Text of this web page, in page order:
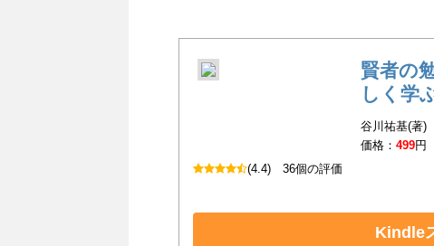
賢者の
しく学
谷川祐基(著)
価格：499円
(4.4) 36個の評価
Kindle